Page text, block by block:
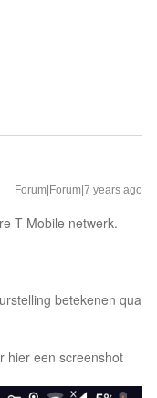
Forum|Forum|7 years ago
T-Mobile netwerk.
betekenen qua
hier een screenshot